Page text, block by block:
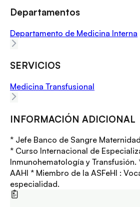
Departamentos
Departamento de Medicina Interna
SERVICIOS
Medicina Transfusional
INFORMACIÓN ADICIONAL
* Jefe Banco de Sangre
* Curso Internacional de
Inmunohematología y Transfusión.
AAHI * Miembro de la ASFeHI :
especialidad.